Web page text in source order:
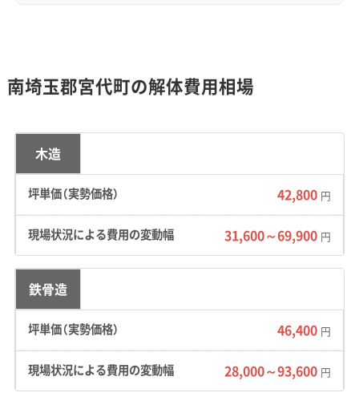
の集落では、もともと農道だった道が生活道路
になっている場所も少なくありません。そのた
め、4tダンプが入れないような道幅3m未満の狭
い道が多く残っています。
費用への影響：液状化のリスクが高いエリアで
は、地盤改良で使われた杭を特殊な方法で引き
抜く作業が必要になる場合があります。また、道
が狭い現場では、小型の重機を使ったり、部分的
に手で壊したりする必要が出てきます。廃材の
運び出しも2tトラックで何度も往復することに
なり、結果として人件費や運搬費が通常の1.5倍
南埼玉郡宮代町の解体費用相場
木造
42,800 円
31,600～69,900 円
鉄骨造
46,400 円
28,000～93,600 円